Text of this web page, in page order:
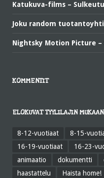
Katukuva-films –
Joku random
Nightsky Motion Picture –
KOMMENTIT
ELOKUVAT TYYLILAJIN MUKAAN
8-12-vuotiaat 8-15-
16-19-vuotiaat
16-23-
animaatio
dokumentti
haastattelu
Haista home!